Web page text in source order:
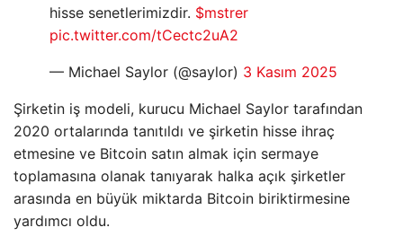
hisse senetlerimizdir. $mstrer
pic.twitter.com/tCectc2uA2
— Michael Saylor (@saylor) 3 Kasım 2025
Şirketin iş modeli, kurucu Michael Saylor tarafından
2020 ortalarında tanıtıldı ve şirketin hisse ihraç
etmesine ve Bitcoin satın almak için sermaye
toplamasına olanak tanıyarak halka açık şirketler
arasında en büyük miktarda Bitcoin biriktirmesine
yardımcı oldu.